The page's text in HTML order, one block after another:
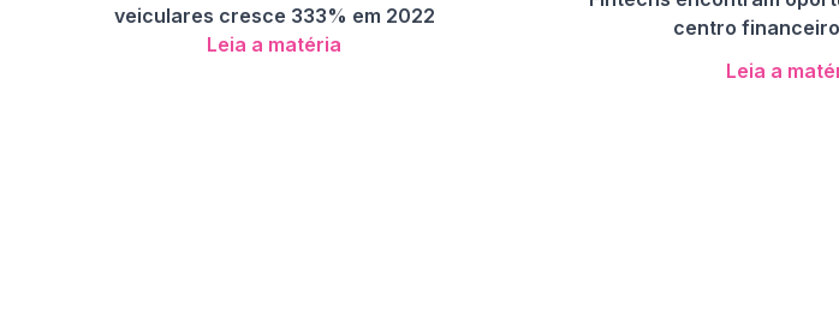
veiculares cresce 333% em 2022
Leia a matéria
centro
Leia a